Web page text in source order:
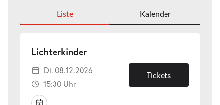
Liste Kalender
Lichterkinder-
08.12.2026
Di. 08.12.2026
15:30 Uhr
Tickets